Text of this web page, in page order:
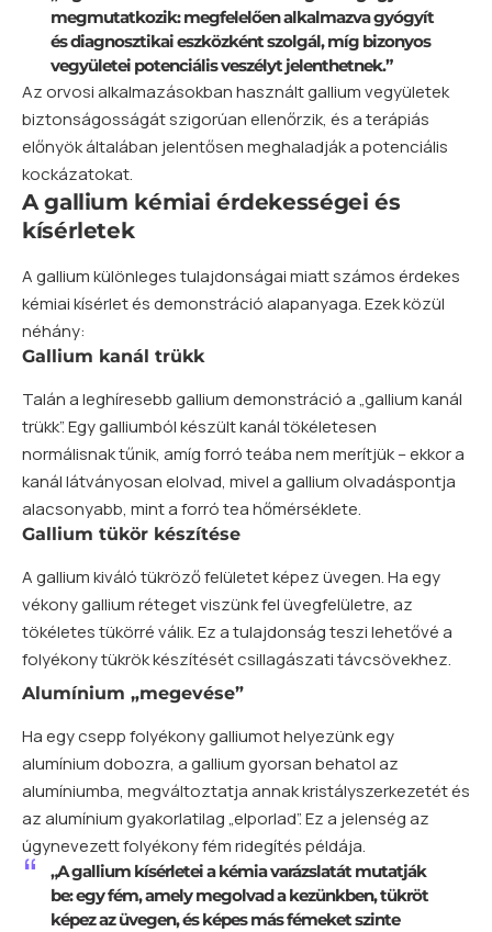
megmutatkozik: megfelelően alkalmazva gyógyít
és diagnosztikai eszközként szolgál, míg bizonyos
vegyületei potenciális veszélyt jelenthetnek.”
Az orvosi alkalmazásokban használt gallium vegyületek
biztonságosságát szigorúan ellenőrzik, és a terápiás
előnyök általában jelentősen meghaladják a potenciális
kockázatokat.
A gallium kémiai érdekességei és
kísérletek
A gallium különleges tulajdonságai miatt számos érdekes
kémiai kísérlet és demonstráció alapanyaga. Ezek közül
néhány:
Gallium kanál trükk
Talán a leghíresebb gallium demonstráció a „gallium kanál
trükk”. Egy galliumból készült kanál tökéletesen
normálisnak tűnik, amíg forró teába nem merítjük – ekkor a
kanál látványosan elolvad, mivel a gallium olvadáspontja
alacsonyabb, mint a forró tea hőmérséklete.
Gallium tükör készítése
A gallium kiváló tükröző felületet képez üvegen. Ha egy
vékony gallium réteget viszünk fel üvegfelületre, az
tökéletes tükörré válik. Ez a tulajdonság teszi lehetővé a
folyékony tükrök készítését csillagászati távcsövekhez.
Alumínium „megevése”
Ha egy csepp folyékony galliumot helyezünk egy
alumínium dobozra, a gallium gyorsan behatol az
alumíniumba, megváltoztatja annak kristályszerkezetét és
az alumínium gyakorlatilag „elporlad”. Ez a jelenség az
úgynevezett folyékony fém ridegítés példája.
„A gallium kísérletei a kémia varázslatát mutatják
be: egy fém, amely megolvad a kezünkben, tükröt
képez az üvegen, és képes más fémeket szinte